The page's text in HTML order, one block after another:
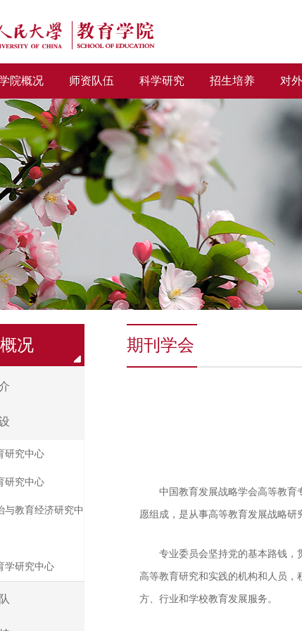
院概况 师资队伍 科学研究 招生培养 对
况
研究中心
研究中心
与教育经济研究中
学研究中心
期刊学会
中国教育发展战略学会高等教育
愿组成，是从事高等教育发展战略研
专业委员会坚持党的基本路钱，
高等教育研究和实践的机构和人员
方、行业和学校教育发展服务。